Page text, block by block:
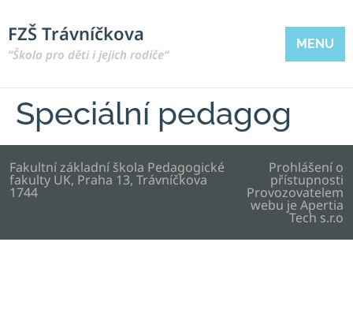
FZŠ Trávníčkova
“Škola pro děti i jejich rodiče“
MENU
Speciální pedagog
Fakultní základní škola Pedagogické
fakulty UK, Praha 13, Trávníčkova
1744
Prohlášení o
přístupnosti
Provozovatelem
webu je Apertia
Tech s.r.o